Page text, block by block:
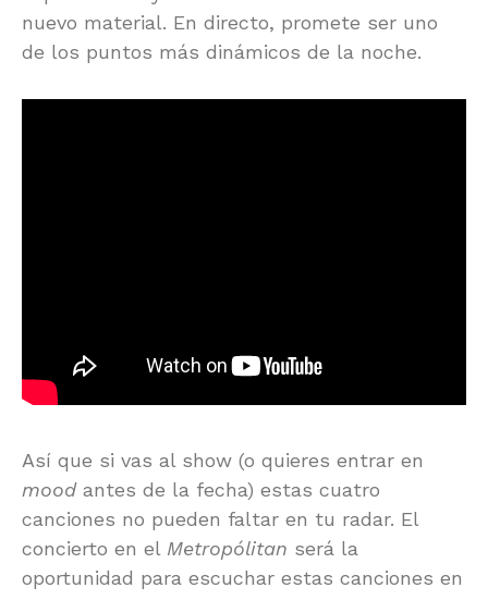
nuevo material. En directo, promete ser uno
de los puntos más dinámicos de la noche.
Así que si vas al show (o quieres entrar en
moodantes de la fecha) estas cuatro
canciones no pueden faltar en tu radar. El
concierto en el Metropólitan será la
oportunidad para escuchar estas canciones en